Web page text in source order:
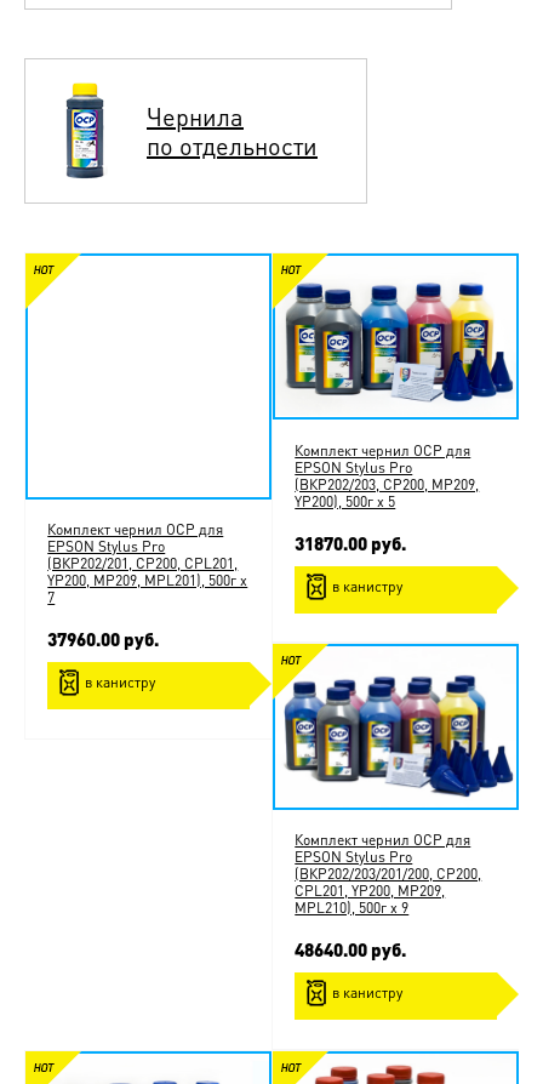
Чернила
по отдельности
Комплект чернил ОСР для
EPSON Stylus Pro
(ВКP202/201, СP200, CPL201,
YP200, MP209, MPL201), 500г x
7
37960.00 руб.
в канистру
Комплект чернил ОСР для
EPSON Stylus Pro
(ВКP202/203, СP200, MP209,
YP200), 500г x 5
31870.00 руб.
в канистру
Комплект чернил ОСР для
EPSON Stylus Pro
(ВКP202/203/201/200, СP200,
CPL201, YP200, MP209,
MPL210), 500г x 9
48640.00 руб.
в канистру